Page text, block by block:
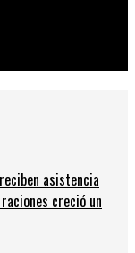
asistencia
creció un